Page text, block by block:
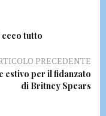
ecco tutto
PRECEDENTE
estivo per il fidanzato
di Britney Spears